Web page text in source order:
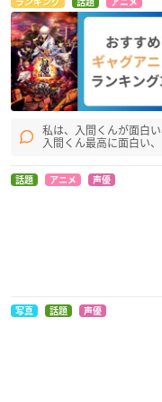
獣の奏者エリン
イアル
鉄
美柴鴇
私は、入間くんが面白
入間くん最高に面白い
話題 アニメ 声優
写真 話題 声優